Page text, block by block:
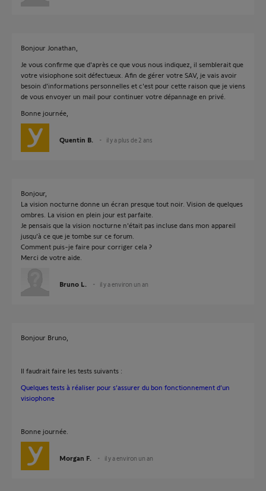
Bonjour Jonathan,
Je vous confirme que d'après ce que vous nous indiquez, il semblerait que
votre visiophone soit défectueux. Afin de gérer votre SAV, je vais avoir
besoin d'informations personnelles et c'est pour cette raison que je viens
de vous envoyer un mail pour continuer votre dépannage en privé.
Bonne journée,
Quentin B. il y a plus de 2 ans
Bonjour,
La vision nocturne donne un écran presque tout noir. Vision de quelques
ombres. La vision en plein jour est parfaite.
Je pensais que la vision nocturne n'était pas incluse dans mon appareil
jusqu'à ce que je tombe sur ce forum.
Comment puis-je faire pour corriger cela ?
Merci de votre aide.
Bruno L. il y a environ un an
Bonjour Bruno,
Il faudrait faire les tests suivants :
Quelques tests à réaliser pour s’assurer du bon fonctionnement d’un
visiophone
Bonne journée.
Morgan F. il y a environ un an